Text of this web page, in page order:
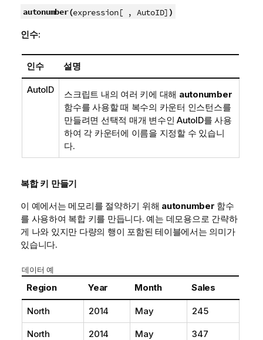
autonumber(expression[ , AutoID] )
인수:
인수 설명
AutoID 스크립트 내의 여러 키에 대해 autonumber
함수를 사용할 때 복수의 카운터 인스턴스를
만들려면 선택적 매개 변수인 AutoID를 사용
하여 각 카운터에 이름을 지정할 수 있습니
다.
복합 키 만들기
이 예에서는 메모리를 절약하기 위해 autonumber 함수
를 사용하여 복합 키를 만듭니다. 예는 데모용으로 간략하
게 나와 있지만 다량의 행이 포함된 테이블에서는 의미가
있습니다.
데이터 예
Region Year Month Sales
North 2014 May 245
North 2014 May 347